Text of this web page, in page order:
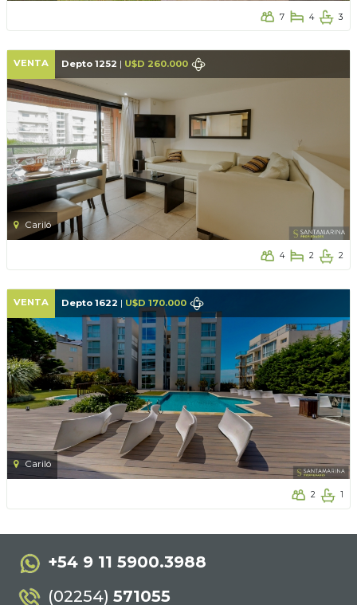
7 4 3
VENTA Depto 1252 | U$D 260.000
Cariló
4 2 2
VENTA Depto 1622 | U$D 170.000
Cariló
2 1
+54 9 11 5900.3988
(02254) 571055